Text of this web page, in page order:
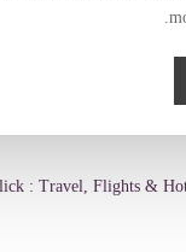
: Travel, Flights &